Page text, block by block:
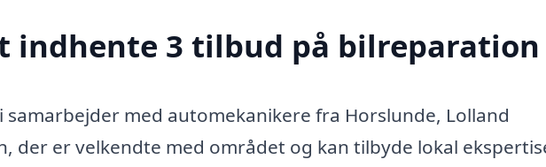
indhente 3 tilbud på bilreparation
samarbejder med automekanikere fra Horslunde, Lolland
der er velkendte med området og kan tilbyde lokal